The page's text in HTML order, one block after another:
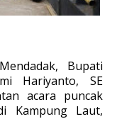
Mendadak, Bupati
Hariyanto, SE
acara puncak
Kampung Laut,